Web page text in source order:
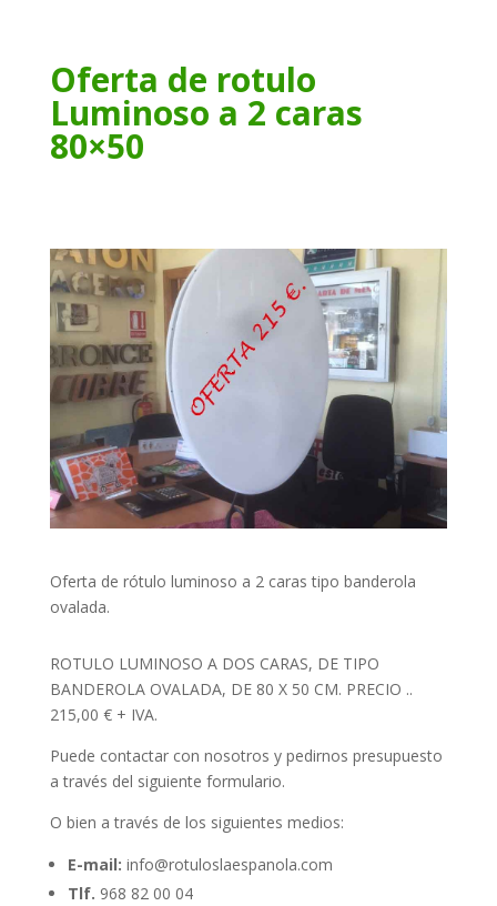
Oferta de rotulo
Luminoso a 2 caras
80×50
Oferta de rótulo luminoso a 2 caras tipo banderola
ovalada.
ROTULO LUMINOSO A DOS CARAS, DE TIPO
BANDEROLA OVALADA, DE 80 X 50 CM. PRECIO ..
215,00 € + IVA.
Puede contactar con nosotros y pedirnos presupuesto
a través del siguiente formulario.
O bien a través de los siguientes medios:
E-mail: info@rotuloslaespanola.com
Tlf. 968 82 00 04